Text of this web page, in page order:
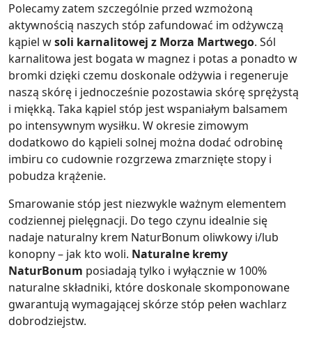
Polecamy zatem szczególnie przed wzmożoną
aktywnością naszych stóp zafundować im odżywczą
kąpiel wsoli karnalitowej z Morza Martwego. Sól
karnalitowa jest bogata w magnez i potas a ponadto w
bromki dzięki czemu doskonale odżywia i regeneruje
naszą skórę i jednocześnie pozostawia skórę sprężystą
i miękką. Taka kąpiel stóp jest wspaniałym balsamem
po intensywnym wysiłku. W okresie zimowym
dodatkowo do kąpieli solnej można dodać odrobinę
imbiru co cudownie rozgrzewa zmarznięte stopy i
pobudza krążenie.
Smarowanie stóp jest niezwykle ważnym elementem
codziennej pielęgnacji. Do tego czynu idealnie się
nadaje naturalny krem NaturBonum oliwkowy i/lub
konopny – jak kto woli. Naturalne kremy
NaturBonum posiadają tylko i wyłącznie w 100%
naturalne składniki, które doskonale skomponowane
gwarantują wymagającej skórze stóp pełen wachlarz
dobrodziejstw.